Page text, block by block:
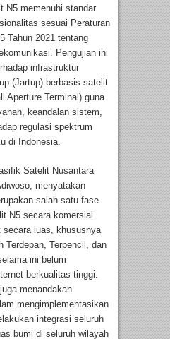
N5 memenuhi standar
sesuai Peraturan
Tahun 2021 tentang
Pengujian ini
infrastruktur
(Jartup) berbasis satelit
Aperture Terminal) guna
keandalan sistem,
regulasi spektrum
di Indonesia.
Satelit Nusantara
menyatakan
salah satu fase
N5 secara komersial
secara luas, khususnya
Terdepan, Terpencil, dan
ini belum
berkualitas tinggi.
menandakan
mengimplementasikan
integrasi seluruh
bumi di seluruh wilayah